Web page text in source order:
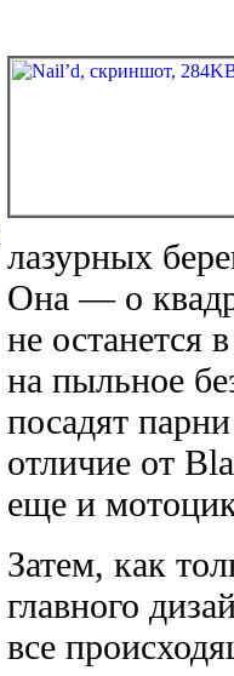
лазурных
Она — о
не останется
на пыльное
посадят
отличие от
еще и
Затем, как
главного
все